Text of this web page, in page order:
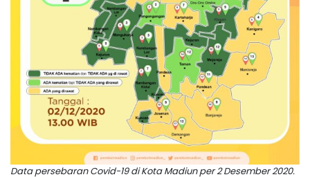
Data persebaran Covid-19 di Kota Madiun per 2 Desember 2020.